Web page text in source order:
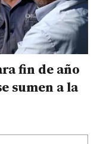
fin de año
sumen a la